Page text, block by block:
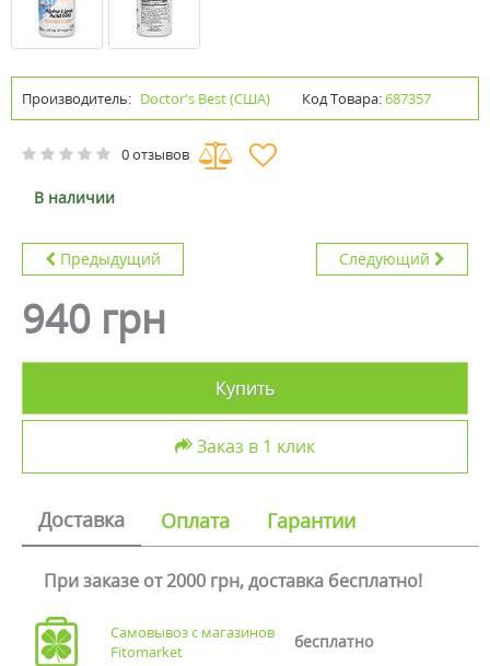
Производитель: Doctor's Best (США) Код Товара:687357
0 отзывов
В наличии
Предыдущий Следующий
940 грн
Купить
Заказ в 1 клик
Доставка Оплата Гарантии
При заказе от 2000 грн, доставка бесплатно!
Самовывоз с магазинов
Fitomarket
бесплатно